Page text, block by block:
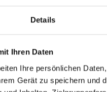
Details
Ihren Daten
Ihre persönlichen
Gerät zu speichern und
einer intensiven
der deutsche
Unentschieden. Die